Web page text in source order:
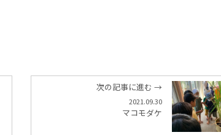
次の記事に進む →
2021.09.30
マコモダケ